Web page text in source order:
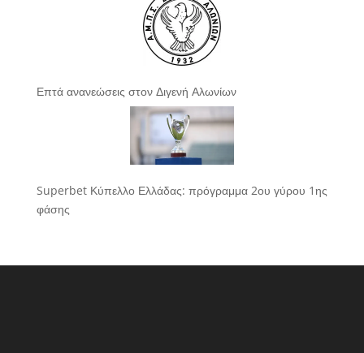
Επτά ανανεώσεις στον Διγενή Αλωνίων
Superbet Κύπελλο Ελλάδας: πρόγραμμα 2ου γύρου 1ης
φάσης